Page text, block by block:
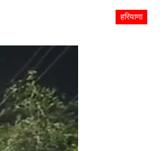
हरियाणा